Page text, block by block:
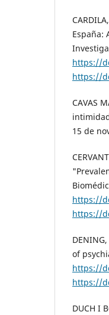
España:
https://
https://
CAVAS
15 de
https://
https://
of
https://
https://
DUCH I